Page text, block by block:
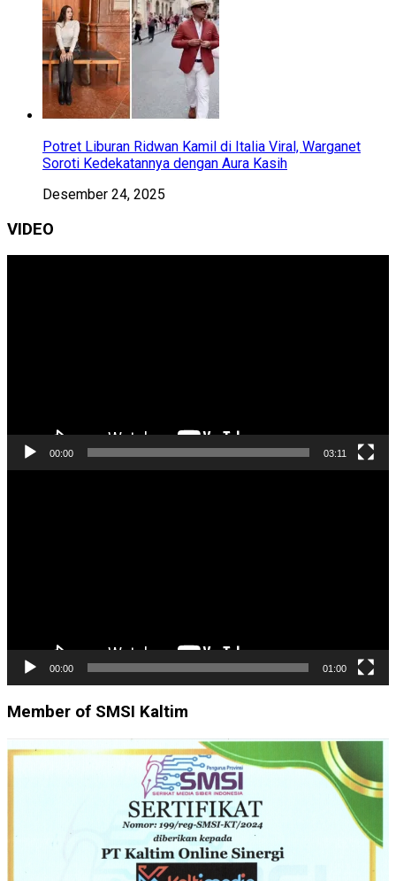
Potret Liburan Ridwan Kamil di Italia Viral, Warganet
Soroti Kedekatannya dengan Aura Kasih
Desember 24, 2025
VIDEO
00:00 03:11
00:00 01:00
Member of SMSI Kaltim